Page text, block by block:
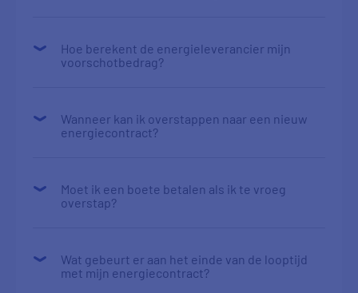
Hoe berekent de energieleverancier mijn
voorschotbedrag?
Wanneer kan ik overstappen naar een nieuw
energiecontract?
Moet ik een boete betalen als ik te vroeg
overstap?
Wat gebeurt er aan het einde van de looptijd
met mijn energiecontract?